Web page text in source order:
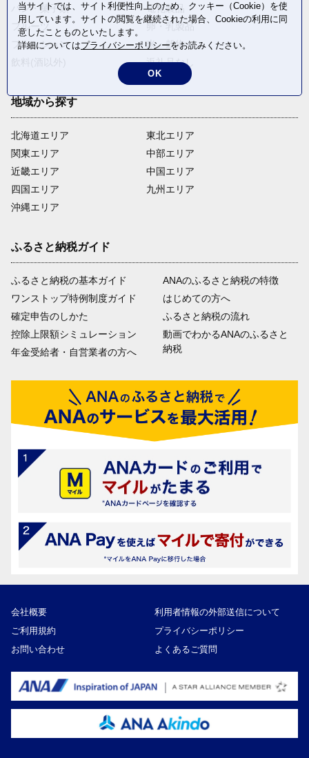
パン・菓子類
電化製品
フルーツ
卵・乳製品
ファッション
米・穀物
返礼品なし
地域から探す
北海道エリア
関東エリア
近畿エリア
四国エリア
沖縄エリア
東北エリア
中部エリア
中国エリア
九州エリア
ふるさと納税ガイド
ふるさと納税の基本ガイド
ワンストップ特例制度ガイド
確定申告のしかた
控除上限額シミュレーション
年金受給者・自営業者の方へ
ANAのふるさと納税の特徴
はじめての方へ
ふるさと納税の流れ
動画でわかるANAのふるさと
納税
会社概要
利用者情報の外部送信について
ご利用規約
プライバシーポリシー
お問い合わせ
よくあるご質問
当サイトでは、サイト利便性向上のため、クッキー（Cookie）を使
用しています。サイトの閲覧を継続された場合、Cookieの利用に同
意したことものといたします。
詳細についてはプライバシーポリシーをお読みください。
OK